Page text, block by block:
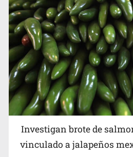
Investigan brote de
vinculado a jalapeños